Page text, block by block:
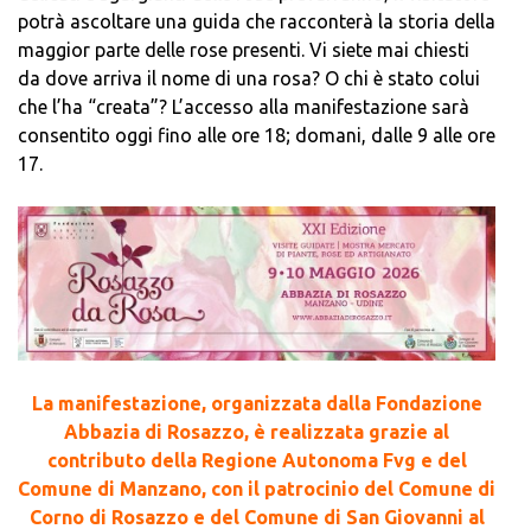
potrà ascoltare una guida che racconterà la storia della
maggior parte delle rose presenti. Vi siete mai chiesti
da dove arriva il nome di una rosa? O chi è stato colui
che l’ha “creata”? L’accesso alla manifestazione sarà
consentito oggi fino alle ore 18; domani, dalle 9 alle ore
17.
La manifestazione, organizzata dalla Fondazione
Abbazia di Rosazzo, è realizzata grazie al
contributo della Regione Autonoma Fvg e del
Comune di Manzano, con il patrocinio del Comune di
Corno di Rosazzo e del Comune di San Giovanni al